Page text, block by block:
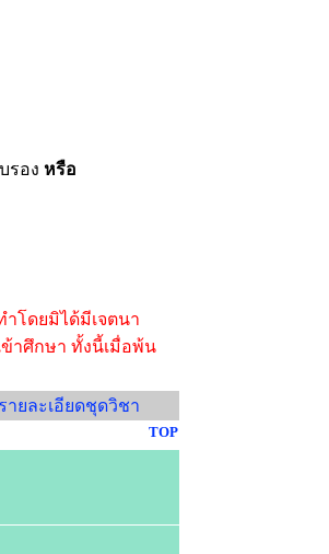
รอง หรือ
โดยมิได้มีเจตนา
าศึกษา ทั้งนี้เมื่อพ้น
รายละเอียดชุดวิชา
TOP